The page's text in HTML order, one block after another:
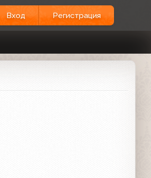
Вход Регистрация